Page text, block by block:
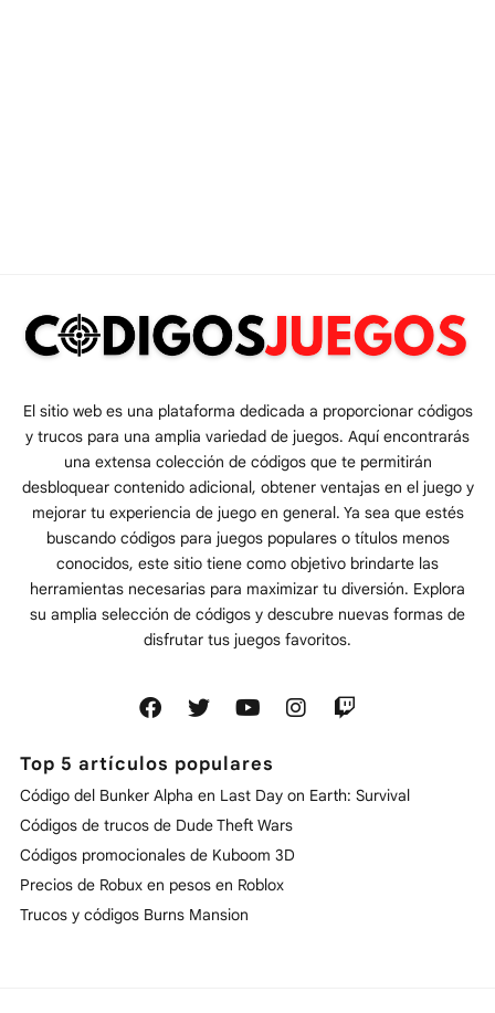
El sitio web es una plataforma dedicada a proporcionar códigos
y trucos para una amplia variedad de juegos. Aquí encontrarás
una extensa colección de códigos que te permitirán
desbloquear contenido adicional, obtener ventajas en el juego y
mejorar tu experiencia de juego en general. Ya sea que estés
buscando códigos para juegos populares o títulos menos
conocidos, este sitio tiene como objetivo brindarte las
herramientas necesarias para maximizar tu diversión. Explora
su amplia selección de códigos y descubre nuevas formas de
disfrutar tus juegos favoritos.
Top 5 artículos populares
Código del Bunker Alpha en Last Day on Earth: Survival
Códigos de trucos de Dude Theft Wars
Códigos promocionales de Kuboom 3D
Precios de Robux en pesos en Roblox
Trucos y códigos Burns Mansion